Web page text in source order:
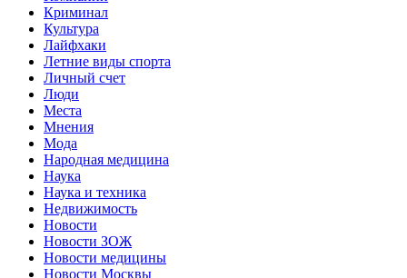
Криминал
Культура
Лайфхаки
Летние виды спорта
Личный счет
Люди
Места
Мнения
Мода
Народная медицина
Наука
Наука и техника
Недвижимость
Новости
Новости ЗОЖ
Новости медицины
Новости Москвы